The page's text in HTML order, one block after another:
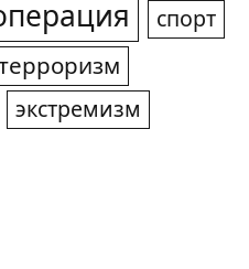
спорт
экстремизм